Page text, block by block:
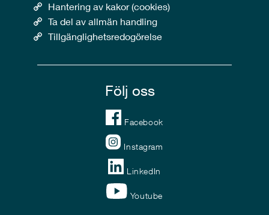
Hantering av kakor (cookies)
Ta del av allmän handling
Tillgänglighetsredogörelse
Följ oss
Facebook
Instagram
LinkedIn
Youtube